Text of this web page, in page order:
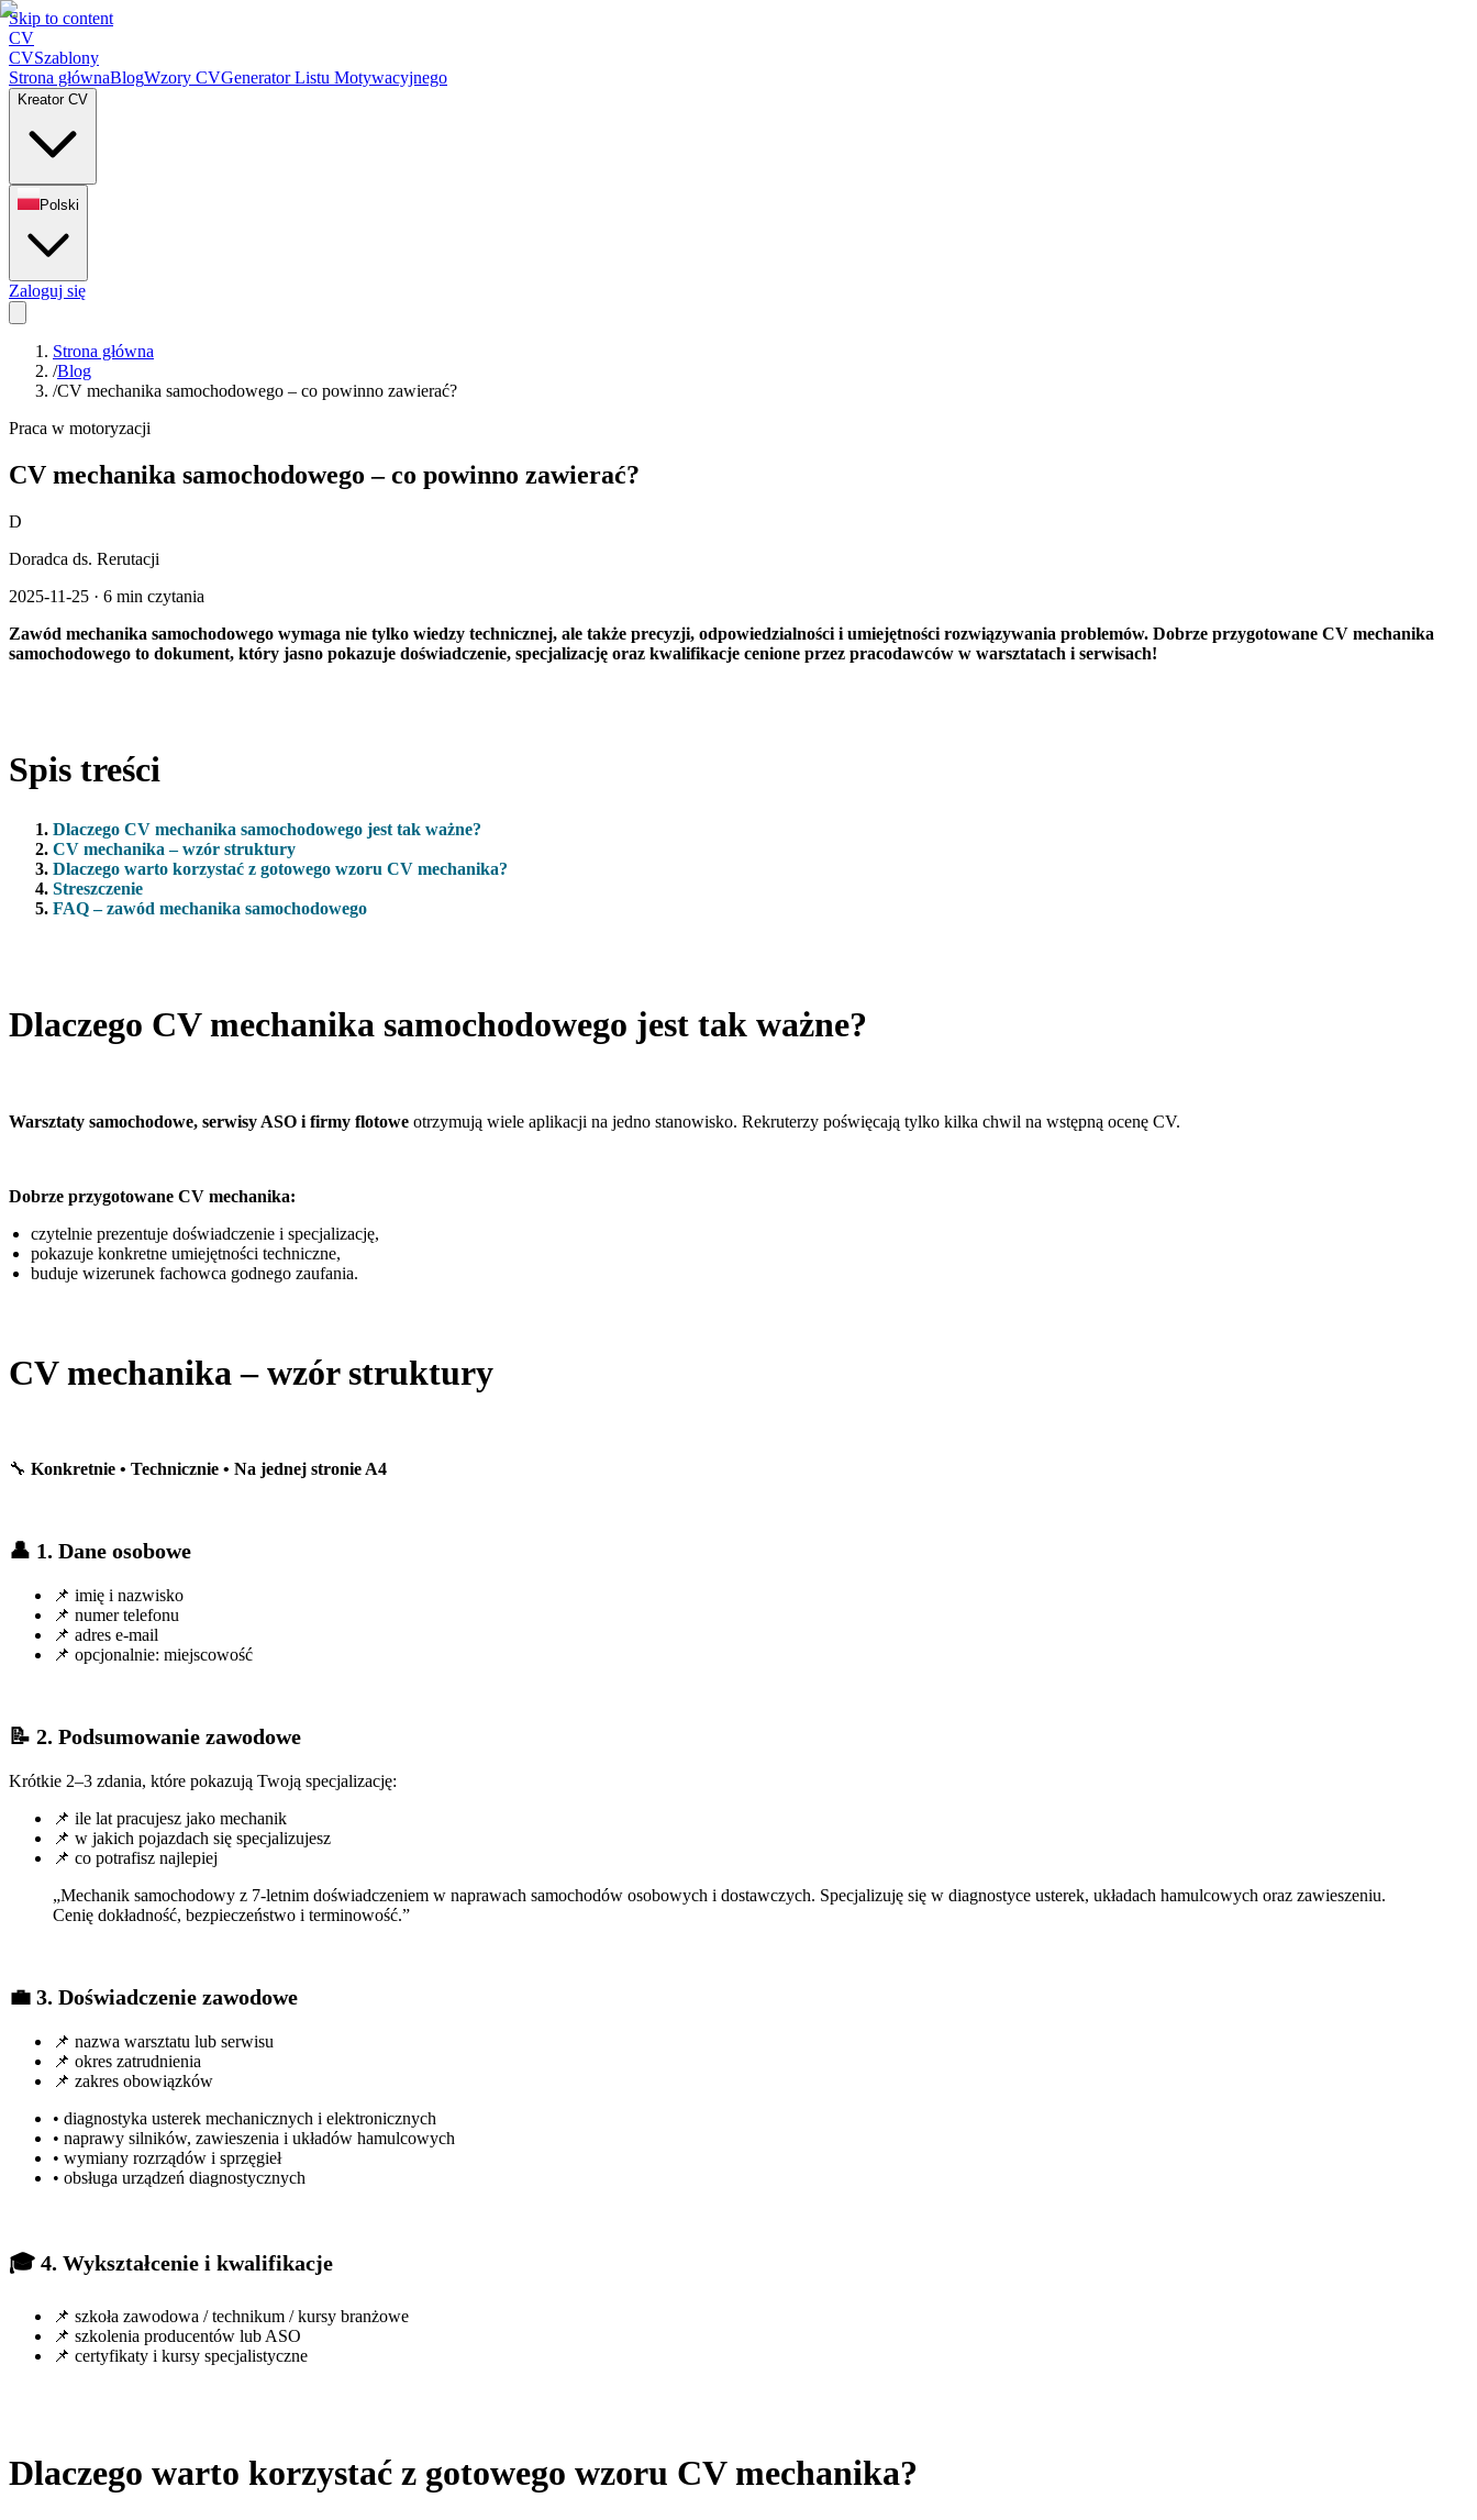
Skip to content
CV
CVSzablony
Strona głównaBlogWzory CVGenerator Listu Motywacyjnego
Kreator CV
Polski
Zaloguj się
Strona główna
/Blog
/CV mechanika samochodowego – co powinno zawierać?
Praca w motoryzacji
CV mechanika samochodowego – co powinno zawierać?
D
Doradca ds. Rerutacji
2025-11-25 · 6 min czytania
Zawód mechanika samochodowego wymaga nie tylko wiedzy technicznej, ale także precyzji, odpowiedzialności i umiejętności rozwiązywania problemów. Dobrze przygotowane CV mechanika
samochodowego to dokument, który jasno pokazuje doświadczenie, specjalizację oraz kwalifikacje cenione przez pracodawców w warsztatach i serwisach!
Spis treści
Dlaczego CV mechanika samochodowego jest tak ważne?
CV mechanika – wzór struktury
Dlaczego warto korzystać z gotowego wzoru CV mechanika?
Streszczenie
FAQ – zawód mechanika samochodowego
Dlaczego CV mechanika samochodowego jest tak ważne?
Warsztaty samochodowe, serwisy ASO i firmy flotowe otrzymują wiele aplikacji na jedno stanowisko. Rekruterzy poświęcają tylko kilka chwil na wstępną ocenę CV.
Dobrze przygotowane CV mechanika:
czytelnie prezentuje doświadczenie i specjalizację,
pokazuje konkretne umiejętności techniczne,
buduje wizerunek fachowca godnego zaufania.
CV mechanika – wzór struktury
🔧 Konkretnie • Technicznie • Na jednej stronie A4
👤 1. Dane osobowe
📌 imię i nazwisko
📌 numer telefonu
📌 adres e-mail
📌 opcjonalnie: miejscowość
📝 2. Podsumowanie zawodowe
Krótkie 2–3 zdania, które pokazują Twoją specjalizację:
📌 ile lat pracujesz jako mechanik
📌 w jakich pojazdach się specjalizujesz
📌 co potrafisz najlepiej
„Mechanik samochodowy z 7-letnim doświadczeniem w naprawach samochodów osobowych i dostawczych. Specjalizuję się w diagnostyce usterek, układach hamulcowych oraz zawieszeniu.
Cenię dokładność, bezpieczeństwo i terminowość.”
💼 3. Doświadczenie zawodowe
📌 nazwa warsztatu lub serwisu
📌 okres zatrudnienia
📌 zakres obowiązków
• diagnostyka usterek mechanicznych i elektronicznych
• naprawy silników, zawieszenia i układów hamulcowych
• wymiany rozrządów i sprzęgieł
• obsługa urządzeń diagnostycznych
🎓 4. Wykształcenie i kwalifikacje
📌 szkoła zawodowa / technikum / kursy branżowe
📌 szkolenia producentów lub ASO
📌 certyfikaty i kursy specjalistyczne
Dlaczego warto korzystać z gotowego wzoru CV mechanika?